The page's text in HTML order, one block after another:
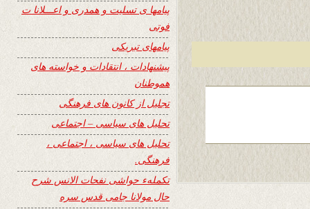
پیامها ی تسلیت و همدری و اعـــلانا ت
فوتی
پیامهای تبریکی
پیشنهادات ، انتقادات و خواسته های
هموطنان
تجلیل از کانون های فرهنگی
تحلیل های سیاسی – اجتماعی
تحلیل های سیاسی ، اجتماعی ،
فرهنگی.
تکملهء حواشی نفحات الانس شرح
حال مولانا جامی قدس سره